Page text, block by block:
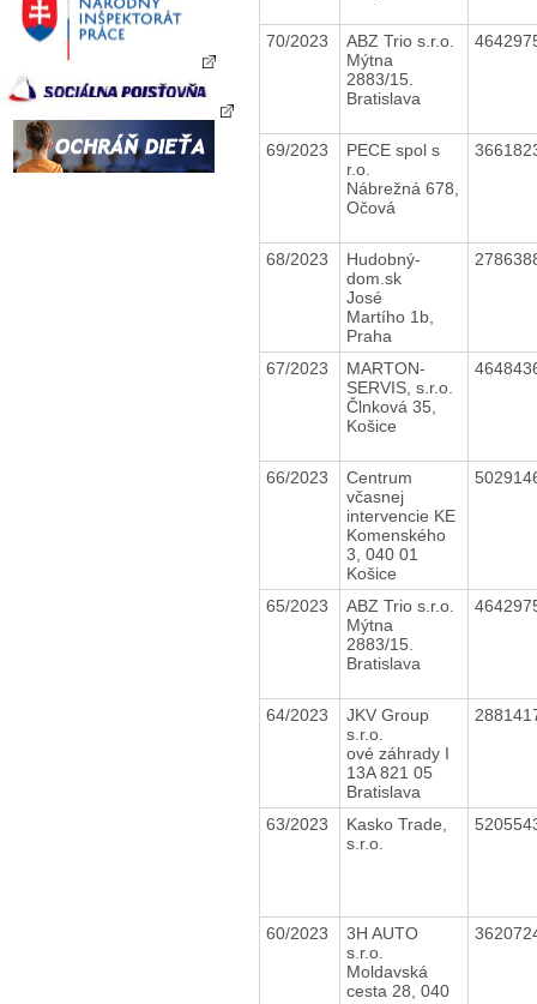
70/2023
ABZ Trio s.r.o.
Mýtna
2883/15.
Bratislava
69/2023
PECE spol s
r.o.
Nábrežná 678,
Očová
68/2023
Hudobný-
dom.sk
José
Martího 1b,
Praha
67/2023
MARTON-
SERVIS, s.r.o.
Člnková 35,
Košice
66/2023
Centrum
včasnej
intervencie KE
Komenského
3, 040 01
Košice
65/2023
ABZ Trio s.r.o.
Mýtna
2883/15.
Bratislava
64/2023
JKV Group
s.r.o.
ové záhrady I
13A 821 05
Bratislava
63/2023
Kasko Trade,
s.r.o.
60/2023
3H AUTO
s.r.o.
Moldavská
cesta 28, 040